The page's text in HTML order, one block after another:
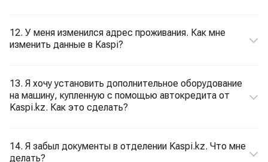
12. У меня изменился адрес проживания. Как мне
изменить данные в Kaspi?
13. Я хочу установить дополнительное оборудование
на машину, купленную с помощью автокредита от
Kaspi.kz. Как это сделать?
14. Я забыл документы в отделении Kaspi.kz. Что мне
делать?